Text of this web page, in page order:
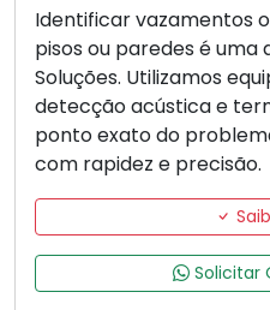
Identificar vazamentos
pisos ou paredes é uma
Soluções. Utilizamos
detecção acústica e
ponto exato do
com rapidez e precisão.
Solicitar